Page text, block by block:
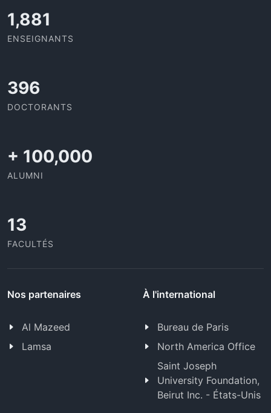
2,142
ENSEIGNANTS
437
DOCTORANTS
+ 100,000
ALUMNI
13
FACULTÉS
Nos partenaires
Al Mazeed
Lamsa
À l'international
Bureau de Paris
North America Office
Saint Joseph
University Foundation,
Beirut Inc. - États-Unis